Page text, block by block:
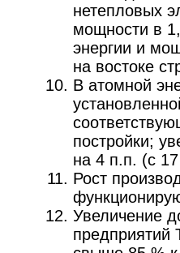
нетепловых
мощности в
энергии и
на востоке
В атомной
постройки;
на 4 п.п. (с
Рост
Увеличение
предприятий